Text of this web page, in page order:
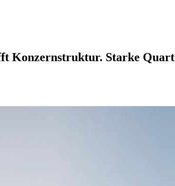
Konzernstruktur. Starke